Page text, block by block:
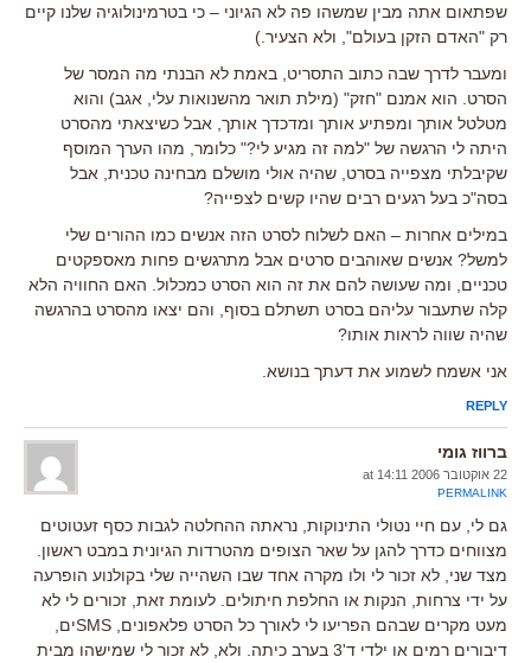
שפתאום אתה מבין שמשהו פה לא הגיוני – כי בטרמינולוגיה שלנו קיים
רק "האדם הזקן בעולם", ולא הצעיר.)
ומעבר לדרך שבה כתוב התסריט, באמת לא הבנתי מה המסר של
הסרט. הוא אמנם "חזק" (מילת תואר מהשנואות עלי, אגב) והוא
מטלטל אותך ומפתיע אותך ומדכדך אותך, אבל כשיצאתי מהסרט
היתה לי הרגשה של "למה זה מגיע לי?" כלומר, מהו הערך המוסף
שקיבלתי מצפייה בסרט, שהיה אולי מושלם מבחינה טכנית, אבל
בסה"כ בעל רגעים רבים שהיו קשים לצפייה?
במילים אחרות – האם לשלוח לסרט הזה אנשים כמו ההורים שלי
למשל? אנשים שאוהבים סרטים אבל מתרגשים פחות מאספקטים
טכניים, ומה שעושה להם את זה הוא הסרט כמכלול. האם החוויה הלא
קלה שתעבור עליהם בסרט תשתלם בסוף, והם יצאו מהסרט בהרגשה
שהיה שווה לראות אותו?
אני אשמח לשמוע את דעתך בנושא.
REPLY
ברווז גומי
22 אוקטובר 2006 at 14:11
PERMALINK
גם לי, עם חיי נטולי התינוקות, נראתה ההחלטה לגבות כסף זעטוטים
מצווחים כדרך להגן על שאר הצופים מהטרדות הגיונית במבט ראשון.
מצד שני, לא זכור לי ולו מקרה אחד שבו השהייה שלי בקולנוע הופרעה
על ידי צרחות, הנקות או החלפת חיתולים. לעומת זאת, זכורים לי לא
מעט מקרים שבהם הפריעו לי לאורך כל הסרט פלאפונים, SMSים,
דיבורים רמים או ילדי ד'3 בערב כיתה. ולא, לא זכור לי שמישהו מבית